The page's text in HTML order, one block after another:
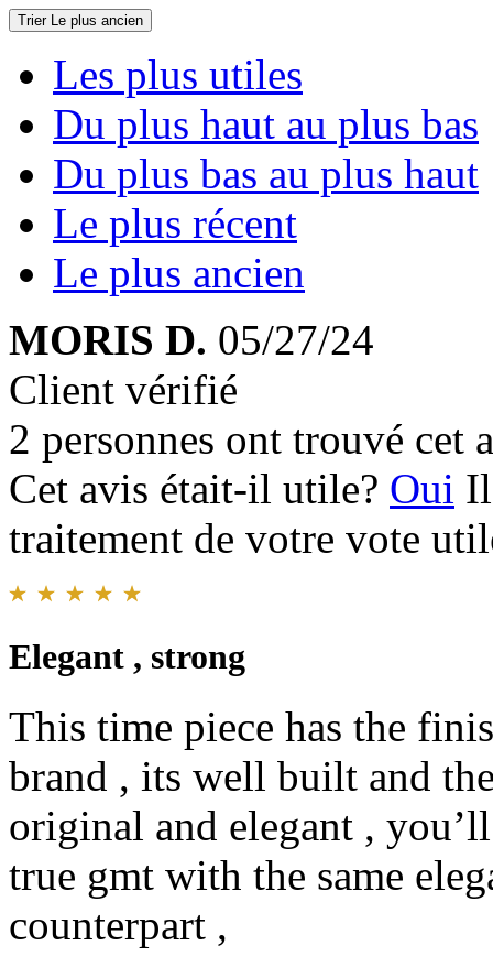
Trier Le plus ancien
Les plus utiles
Du plus haut au plus bas
Du plus bas au plus haut
Le plus récent
Le plus ancien
MORIS D. 05/27/24
Client vérifié
2 personnes ont trouvé cet
Cet avis était-il utile? Oui
traitement de votre vote
Elegant , strong
This time piece has the
brand , its well built and
original and elegant ,
true gmt with the same
counterpart ,